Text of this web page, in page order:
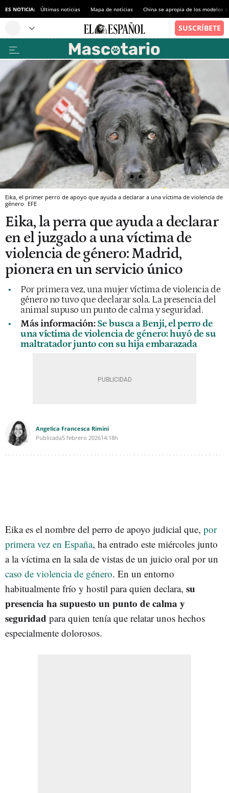
ES NOTICIA: Últimas noticias Mapa de noticias China se apropia de los modelos
Eika, el primer perro de apoyo que ayuda a declarar a una víctima de violencia de
género EFE
Eika, la perra que ayuda a declarar
en el juzgado a una víctima de
violencia de género: Madrid,
pionera en un servicio único
Por primera vez, una mujer víctima de violencia de
género no tuvo que declarar sola. La presencia del
animal supuso un punto de calma y seguridad.
Más información:Se busca a Benji, el perro de
una víctima de violencia de género: huyó de su
maltratador junto con su hija embarazada
Angelica Francesca Rimini
Publicada5 febrero 202614:18h
Eika es el nombre del perro de apoyo judicial que, por
primera vez en España, ha entrado este miércoles junto
a la víctima en la sala de vistas de un juicio oral por un
caso de violencia de género. En un entorno
habitualmente frío y hostil para quien declara, su
presencia ha supuesto un punto de calma y
seguridad para quien tenía que relatar unos hechos
especialmente dolorosos.